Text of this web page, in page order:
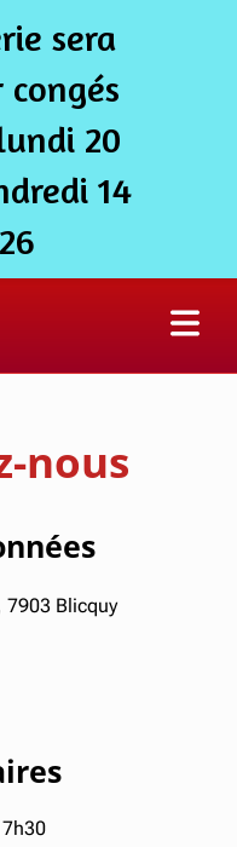
nous
7903 Blicquy
sera
20
14